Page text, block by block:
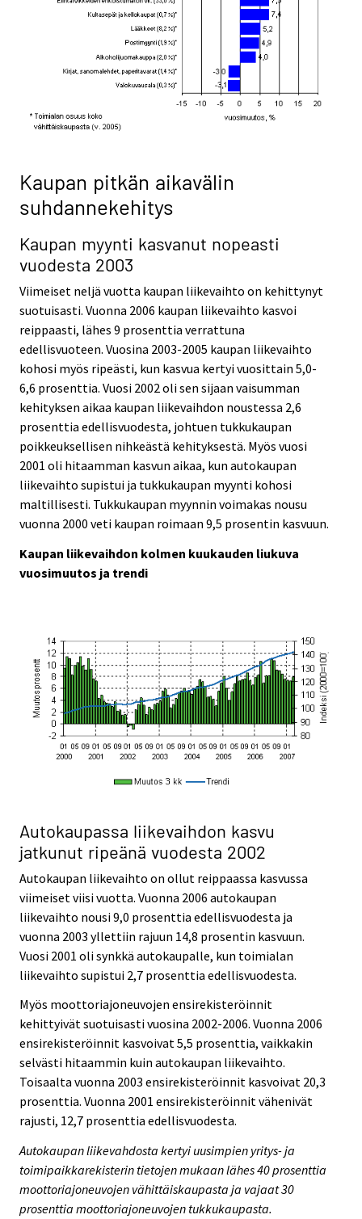
Kaupan pitkän aikavälin
suhdannekehitys
Kaupan myynti kasvanut nopeasti
vuodesta 2003
Viimeiset neljä vuotta kaupan liikevaihto on kehittynyt
suotuisasti. Vuonna 2006 kaupan liikevaihto kasvoi
reippaasti, lähes 9 prosenttia verrattuna
edellisvuoteen. Vuosina 2003-2005 kaupan liikevaihto
kohosi myös ripeästi, kun kasvua kertyi vuosittain 5,0-
6,6 prosenttia. Vuosi 2002 oli sen sijaan vaisumman
kehityksen aikaa kaupan liikevaihdon noustessa 2,6
prosenttia edellisvuodesta, johtuen tukkukaupan
poikkeuksellisen nihkeästä kehityksestä. Myös vuosi
2001 oli hitaamman kasvun aikaa, kun autokaupan
liikevaihto supistui ja tukkukaupan myynti kohosi
maltillisesti. Tukkukaupan myynnin voimakas nousu
vuonna 2000 veti kaupan roimaan 9,5 prosentin kasvuun.
Kaupan liikevaihdon kolmen kuukauden liukuva
vuosimuutos ja trendi
Autokaupassa liikevaihdon kasvu
jatkunut ripeänä vuodesta 2002
Autokaupan liikevaihto on ollut reippaassa kasvussa
viimeiset viisi vuotta. Vuonna 2006 autokaupan
liikevaihto nousi 9,0 prosenttia edellisvuodesta ja
vuonna 2003 yllettiin rajuun 14,8 prosentin kasvuun.
Vuosi 2001 oli synkkä autokaupalle, kun toimialan
liikevaihto supistui 2,7 prosenttia edellisvuodesta.
Myös moottoriajoneuvojen ensirekisteröinnit
kehittyivät suotuisasti vuosina 2002-2006. Vuonna 2006
ensirekisteröinnit kasvoivat 5,5 prosenttia, vaikkakin
selvästi hitaammin kuin autokaupan liikevaihto.
Toisaalta vuonna 2003 ensirekisteröinnit kasvoivat 20,3
prosenttia. Vuonna 2001 ensirekisteröinnit vähenivät
rajusti, 12,7 prosenttia edellisvuodesta.
Autokaupan liikevahdosta kertyi uusimpien yritys- ja
toimipaikkarekisterin tietojen mukaan lähes 40 prosenttia
moottoriajoneuvojen vähittäiskaupasta ja vajaat 30
prosenttia moottoriajoneuvojen tukkukaupasta.